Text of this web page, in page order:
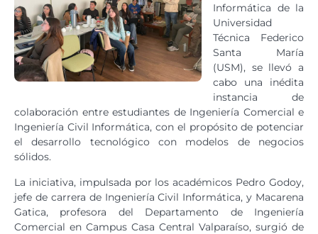
Informática de la
Universidad
Técnica Federico
Santa María
(USM), se llevó a
cabo una inédita
instancia de
colaboración entre estudiantes de Ingeniería Comercial e
Ingeniería Civil Informática, con el propósito de potenciar
el desarrollo tecnológico con modelos de negocios
sólidos.
La iniciativa, impulsada por los académicos Pedro Godoy,
jefe de carrera de Ingeniería Civil Informática, y Macarena
Gatica, profesora del Departamento de Ingeniería
Comercial en Campus Casa Central Valparaíso, surgió de